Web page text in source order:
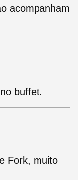
acompanham
buffet.
Fork, muito